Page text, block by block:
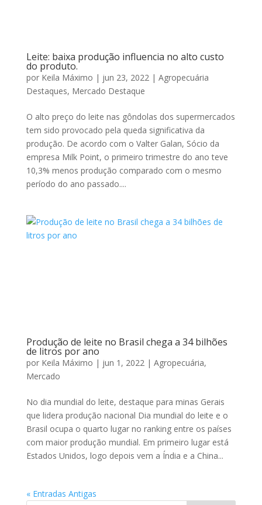
Leite: baixa produção influencia no alto custo
do produto.
por Keila Máximo | jun 23, 2022 | Agropecuária
Destaques, Mercado Destaque
O alto preço do leite nas gôndolas dos supermercados
tem sido provocado pela queda significativa da
produção. De acordo com o Valter Galan, Sócio da
empresa Milk Point, o primeiro trimestre do ano teve
10,3% menos produção comparado com o mesmo
período do ano passado....
Produção de leite no Brasil chega a 34 bilhões
de litros por ano
por Keila Máximo | jun 1, 2022| Agropecuária,
Mercado
No dia mundial do leite, destaque para minas Gerais
que lidera produção nacional Dia mundial do leite e o
Brasil ocupa o quarto lugar no ranking entre os países
com maior produção mundial. Em primeiro lugar está
Estados Unidos, logo depois vem a Índia e a China...
« Entradas Antigas